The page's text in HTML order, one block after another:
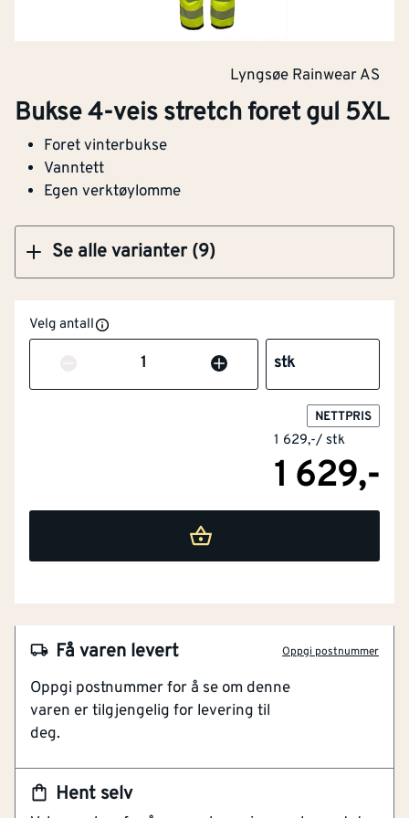
Lyngsøe Rainwear AS
Bukse 4-veis stretch foret gul 5XL
Foret vinterbukse
Vanntett
Egen verktøylomme
Se alle varianter (9)
Velg antall
Antall stk
NETTPRIS
1 629,-/ stk
1 629,-
Hent selv
Få varen levert Oppgi postnummer
Oppgi postnummer for å se om denne
varen er tilgjengelig for levering til
deg.
Artikkelnummer
Vanntett
Egen verktøylomme
vanntett med teipede sømmer. Elastisk midje,
Avtakbare, elastiske og justerbare stropper. Gylf med